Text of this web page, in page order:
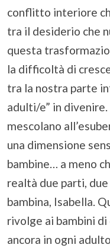
conflitto interiore
tra il desiderio che
questa
la difficoltà di
tra la nostra parte
adulti/e” in
mescolano
una dimensione
bambine… a meno
realtà due parti,
bambina, Isabella.
rivolge ai bambini
ancora in ogni